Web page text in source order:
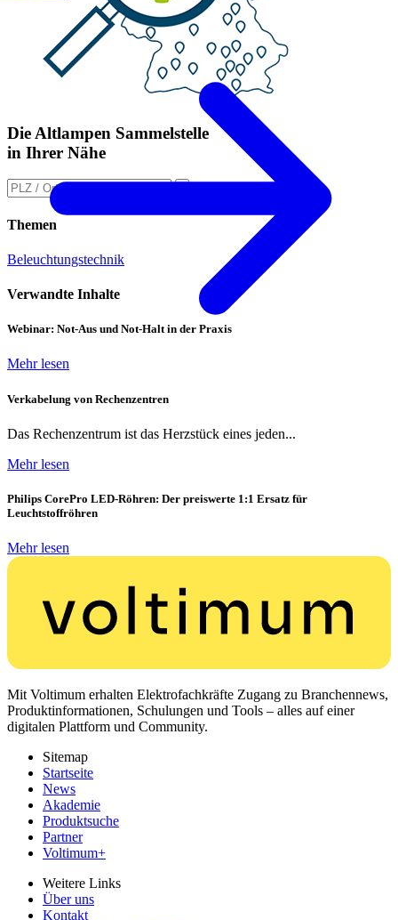
Die Altlampen Sammelstelle
in Ihrer Nähe
Themen
Beleuchtungstechnik
Verwandte Inhalte
Webinar: Not-Aus und Not-Halt in der Praxis
Mehr lesen
Verkabelung von Rechenzentren
Das Rechenzentrum ist das Herzstück eines jeden...
Mehr lesen
Philips CorePro LED-Röhren: Der preiswerte 1:1 Ersatz für
Leuchtstoffröhren
Mehr lesen
Mit Voltimum erhalten Elektrofachkräfte Zugang zu Branchennews,
Produktinformationen, Schulungen und Tools – alles auf einer
digitalen Plattform und Community.
Sitemap
Startseite
News
Akademie
Produktsuche
Partner
Voltimum+
Weitere Links
Über uns
Kontakt